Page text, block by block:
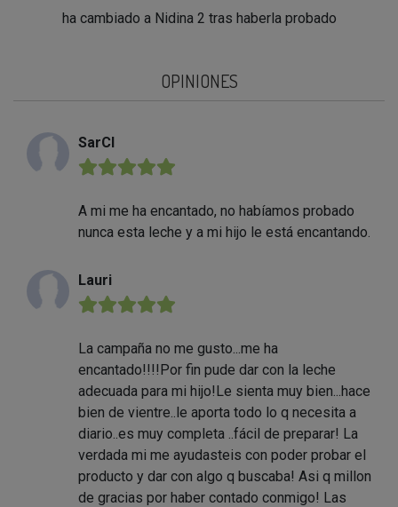
ha cambiado a Nidina 2 tras haberla probado
OPINIONES
SarCI
★★★★★
A mi me ha encantado, no habíamos probado
nunca esta leche y a mi hijo le está encantando.
Lauri
★★★★★
La campaña no me gusto...me ha
encantado!!!!Por fin pude dar con la leche
adecuada para mi hijo!Le sienta muy bien...hace
bien de vientre..le aporta todo lo q necesita a
diario..es muy completa ..fácil de preparar! La
verdada mi me ayudasteis con poder probar el
producto y dar con algo q buscaba! Asi q millon
de gracias por haber contado conmigo! Las